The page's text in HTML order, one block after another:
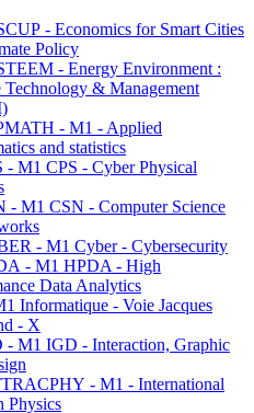
- Economics for Smart Cities
Policy
- Energy Environment :
Technology & Management
- M1 - Applied
and statistics
- M1 CPS - Cyber Physical
- M1 CSN - Computer Science
- M1 Cyber - Cybersecurity
- M1 HPDA - High
Data Analytics
Informatique - Voie Jacques
- X
- M1 IGD - Interaction, Graphic
- M1 - International
Physics